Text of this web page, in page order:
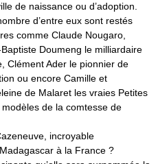
de naissance ou d’adoption.
d’entre eux sont restés
comme Claude Nougaro,
Doumeng le milliardaire
Clément Ader le pionnier de
ou encore Camille et
de Malaret les vraies Petites
modèles de la comtesse de
incroyable
à la France ?